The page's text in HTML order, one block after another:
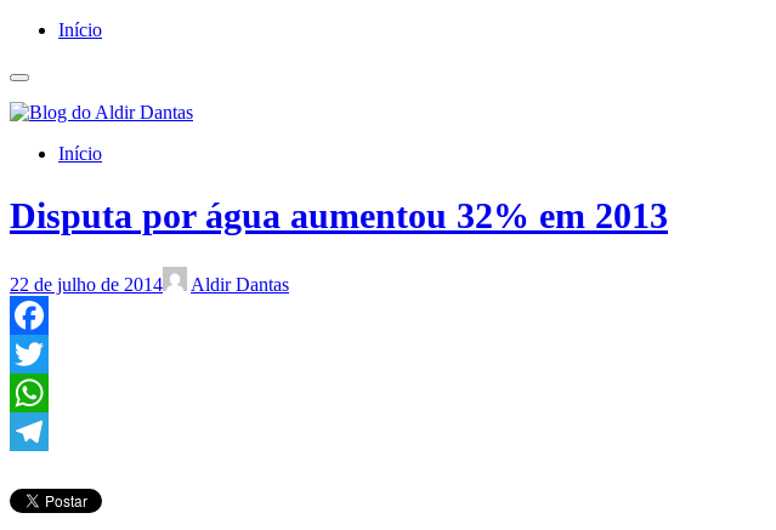
Início
Início
Disputa por água aumentou 32% em 2013
22 de julho de 2014 Aldir Dantas
Facebook
Twitter
WhatsApp